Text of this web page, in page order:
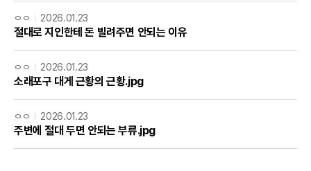
ㅇㅇ 2026.01.23
절대로 지인한테 돈 빌려주면 안되는 이유
ㅇㅇ 2026.01.23
소래포구 대게 근황의 근황.jpg
ㅇㅇ 2026.01.23
주변에 절대 두면 안되는 부류.jpg